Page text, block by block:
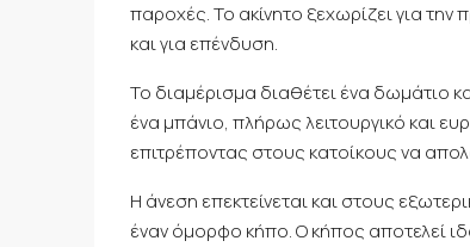
παροχές. Το ακίνητο ξεχωρίζει για
και για επένδυση.
Το διαμέρισμα διαθέτει ένα δωμάτιο
ένα μπάνιο, πλήρως λειτουργικό και
επιτρέποντας στους κατοίκους να
Η άνεση επεκτείνεται και στους
έναν όμορφο κήπο. Ο κήπος αποτελεί